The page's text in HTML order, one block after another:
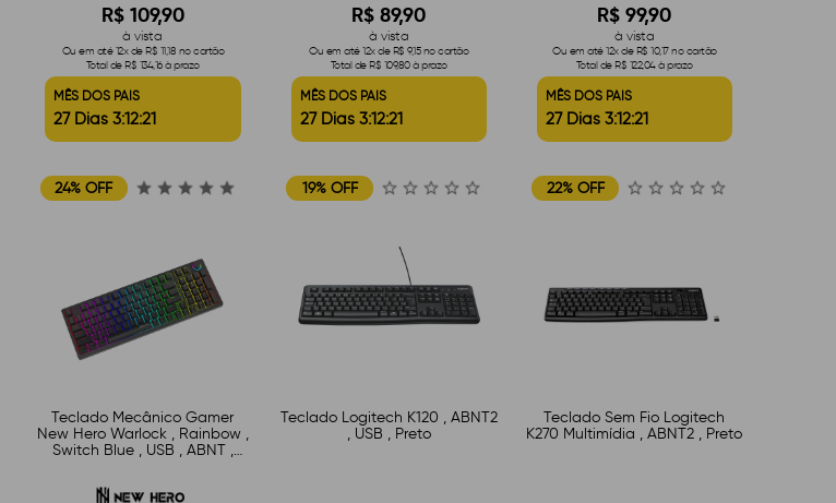
R$ 109,90
à vista
Ou em até 12x de R$ 11,18 no cartão
Total de R$ 134,16 à prazo
MÊS DOS PAIS
27 Dias 3:12:20
R$ 89,90
à vista
Ou em até 12x de R$ 9,15 no cartão
Total de R$ 109,80 à prazo
MÊS DOS PAIS
27 Dias 3:12:20
R$ 99,90
à vista
Ou em até 12x de R$ 10,17 no cartão
Total de R$ 122,04 à prazo
MÊS DOS PAIS
27 Dias 3:12:20
24% OFF
Teclado Mecânico Gamer
New Hero Warlock , Rainbow ,
Switch Blue , USB , ABNT ,
19% OFF
Teclado Logitech K120 , ABNT2
, USB , Preto
22% OFF
Teclado Sem Fio Logitech
K270 Multimídia , ABNT2 , Preto